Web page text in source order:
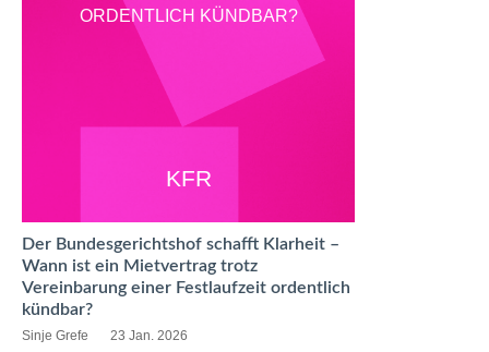
ORDENTLICH KÜNDBAR?
KFR
Der Bundesgerichtshof schafft Klarheit –
Wann ist ein Mietvertrag trotz
Vereinbarung einer Festlaufzeit ordentlich
kündbar?
Sinje Grefe 23 Jan. 2026